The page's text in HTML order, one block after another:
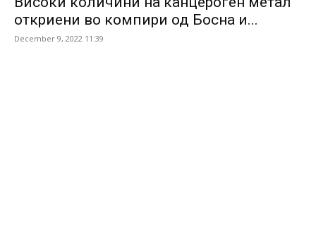
откриени во компири од Босна и...
December 9, 2022 11:39